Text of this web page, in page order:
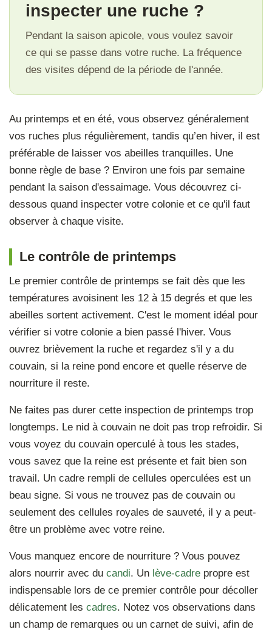
inspecter une ruche ?
Pendant la saison apicole, vous voulez savoir
ce qui se passe dans votre ruche. La fréquence
des visites dépend de la période de l'année.
Au printemps et en été, vous observez généralement
vos ruches plus régulièrement, tandis qu’en hiver, il est
préférable de laisser vos abeilles tranquilles. Une
bonne règle de base ? Environ une fois par semaine
pendant la saison d'essaimage. Vous découvrez ci-
dessous quand inspecter votre colonie et ce qu'il faut
observer à chaque visite.
Le contrôle de printemps
Le premier contrôle de printemps se fait dès que les
températures avoisinent les 12 à 15 degrés et que les
abeilles sortent activement. C'est le moment idéal pour
vérifier si votre colonie a bien passé l'hiver. Vous
ouvrez brièvement la ruche et regardez s'il y a du
couvain, si la reine pond encore et quelle réserve de
nourriture il reste.
Ne faites pas durer cette inspection de printemps trop
longtemps. Le nid à couvain ne doit pas trop refroidir. Si
vous voyez du couvain operculé à tous les stades,
vous savez que la reine est présente et fait bien son
travail. Un cadre rempli de cellules operculées est un
beau signe. Si vous ne trouvez pas de couvain ou
seulement des cellules royales de sauveté, il y a peut-
être un problème avec votre reine.
Vous manquez encore de nourriture ? Vous pouvez
alors nourrir avec du candi. Un lève-cadre propre est
indispensable lors de ce premier contrôle pour décoller
délicatement les cadres. Notez vos observations dans
un champ de remarques ou un carnet de suivi, afin de